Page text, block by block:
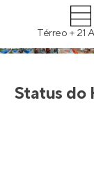
Térreo + 21
Status do